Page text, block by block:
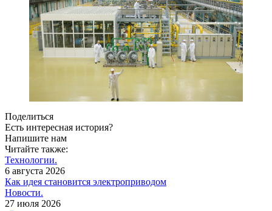
Поделиться
Есть интересная история?
Напишите нам
Читайте также:
Технологии.
6 августа 2026
Как идея становится электроприводом
Новости.
27 июля 2026